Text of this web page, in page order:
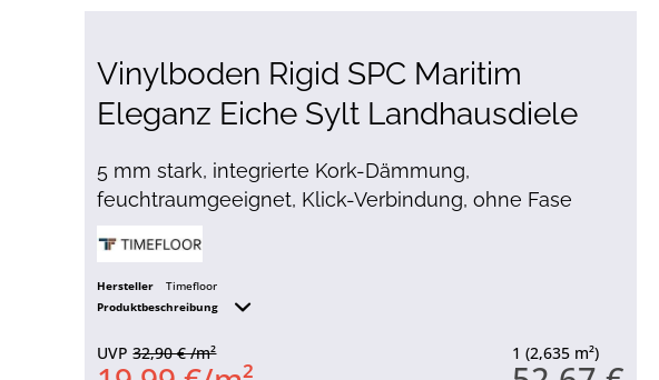
Vinylboden Rigid SPC Maritim
Eleganz Eiche Sylt Landhausdiele
5 mm stark, integrierte Kork-Dämmung,
feuchtraumgeeignet, Klick-Verbindung, ohne Fase
Hersteller
Timefloor
Produktbeschreibung
1 (2,635 m²)
UVP32,90 € /m²